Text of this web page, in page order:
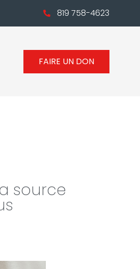
819 758-4623
FAIRE UN DON
source